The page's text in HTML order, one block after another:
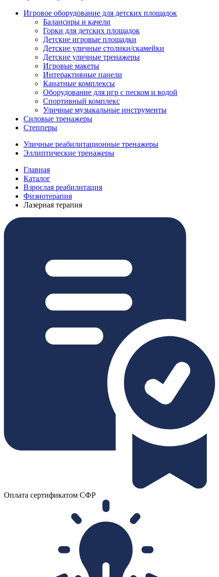
Игровое оборудование для детских площадок
Балансиры и качели
Горки для детских площадок
Детские игровые площадки
Детские уличные столики/скамейки
Детские уличные тренажеры
Игровые макеты
Интерактивные панели
Канатные комплексы
Оборудование для игр с песком и водой
Спортивный комплекс
Уличные музыкальные инструменты
Силовые тренажеры
Степперы
Уличные реабилитационные тренажеры
Эллиптические тренажеры
Главная
Каталог
Взрослая реабилитация
Физиотерапия
Лазерная терапия
Оплата сертификатом СФР